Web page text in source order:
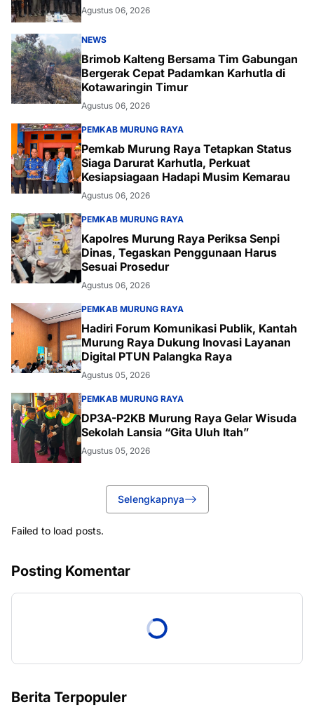
Agustus 06, 2026
NEWS
Brimob Kalteng Bersama Tim Gabungan
Bergerak Cepat Padamkan Karhutla di
Kotawaringin Timur
Agustus 06, 2026
PEMKAB MURUNG RAYA
Pemkab Murung Raya Tetapkan Status
Siaga Darurat Karhutla, Perkuat
Kesiapsiagaan Hadapi Musim Kemarau
Agustus 06, 2026
PEMKAB MURUNG RAYA
Kapolres Murung Raya Periksa Senpi
Dinas, Tegaskan Penggunaan Harus
Sesuai Prosedur
Agustus 06, 2026
PEMKAB MURUNG RAYA
Hadiri Forum Komunikasi Publik, Kantah
Murung Raya Dukung Inovasi Layanan
Digital PTUN Palangka Raya
Agustus 05, 2026
PEMKAB MURUNG RAYA
DP3A-P2KB Murung Raya Gelar Wisuda
Sekolah Lansia “Gita Uluh Itah”
Agustus 05, 2026
Selengkapnya
Failed to load posts.
Posting Komentar
Berita Terpopuler